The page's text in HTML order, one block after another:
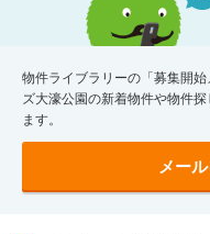
物件ライブラリーの「募集開
ズ大濠公園の新着物件や物件
ます。
メー